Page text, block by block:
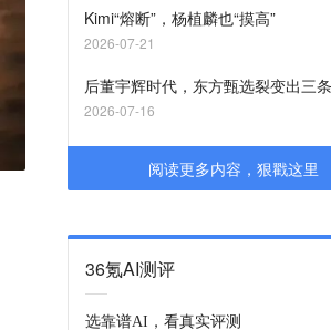
Kimi“熔断”，杨植麟也“摸高”
2026-07-21
后董宇辉时代，东方甄选裂变出三
2026-07-16
阅读更多内容，狠戳这里
36氪AI测评
选靠谱AI，看真实评测